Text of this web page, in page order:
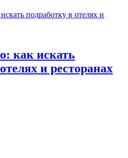
как искать
и ресторанах